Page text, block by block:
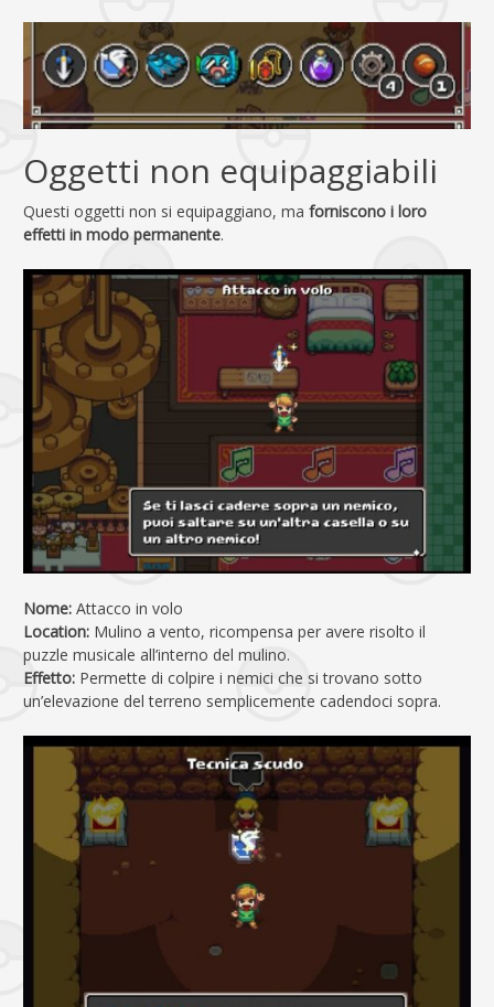
Oggetti non equipaggiabili
Questi oggetti non si equipaggiano, ma forniscono i loro
effetti in modo permanente.
Nome: Attacco in volo
Location: Mulino a vento, ricompensa per avere risolto il
puzzle musicale all’interno del mulino.
Effetto: Permette di colpire i nemici che si trovano sotto
un’elevazione del terreno semplicemente cadendoci sopra.